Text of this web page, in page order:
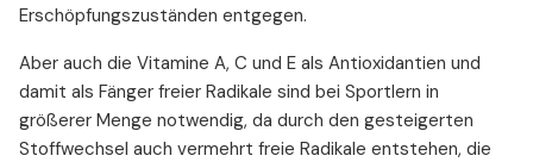
Erschöpfungszuständen entgegen.
Aber auch die Vitamine A, C und E als Antioxidantien und
damit als Fänger freier Radikale sind bei Sportlern in
größerer Menge notwendig, da durch den gesteigerten
Stoffwechsel auch vermehrt freie Radikale entstehen, die